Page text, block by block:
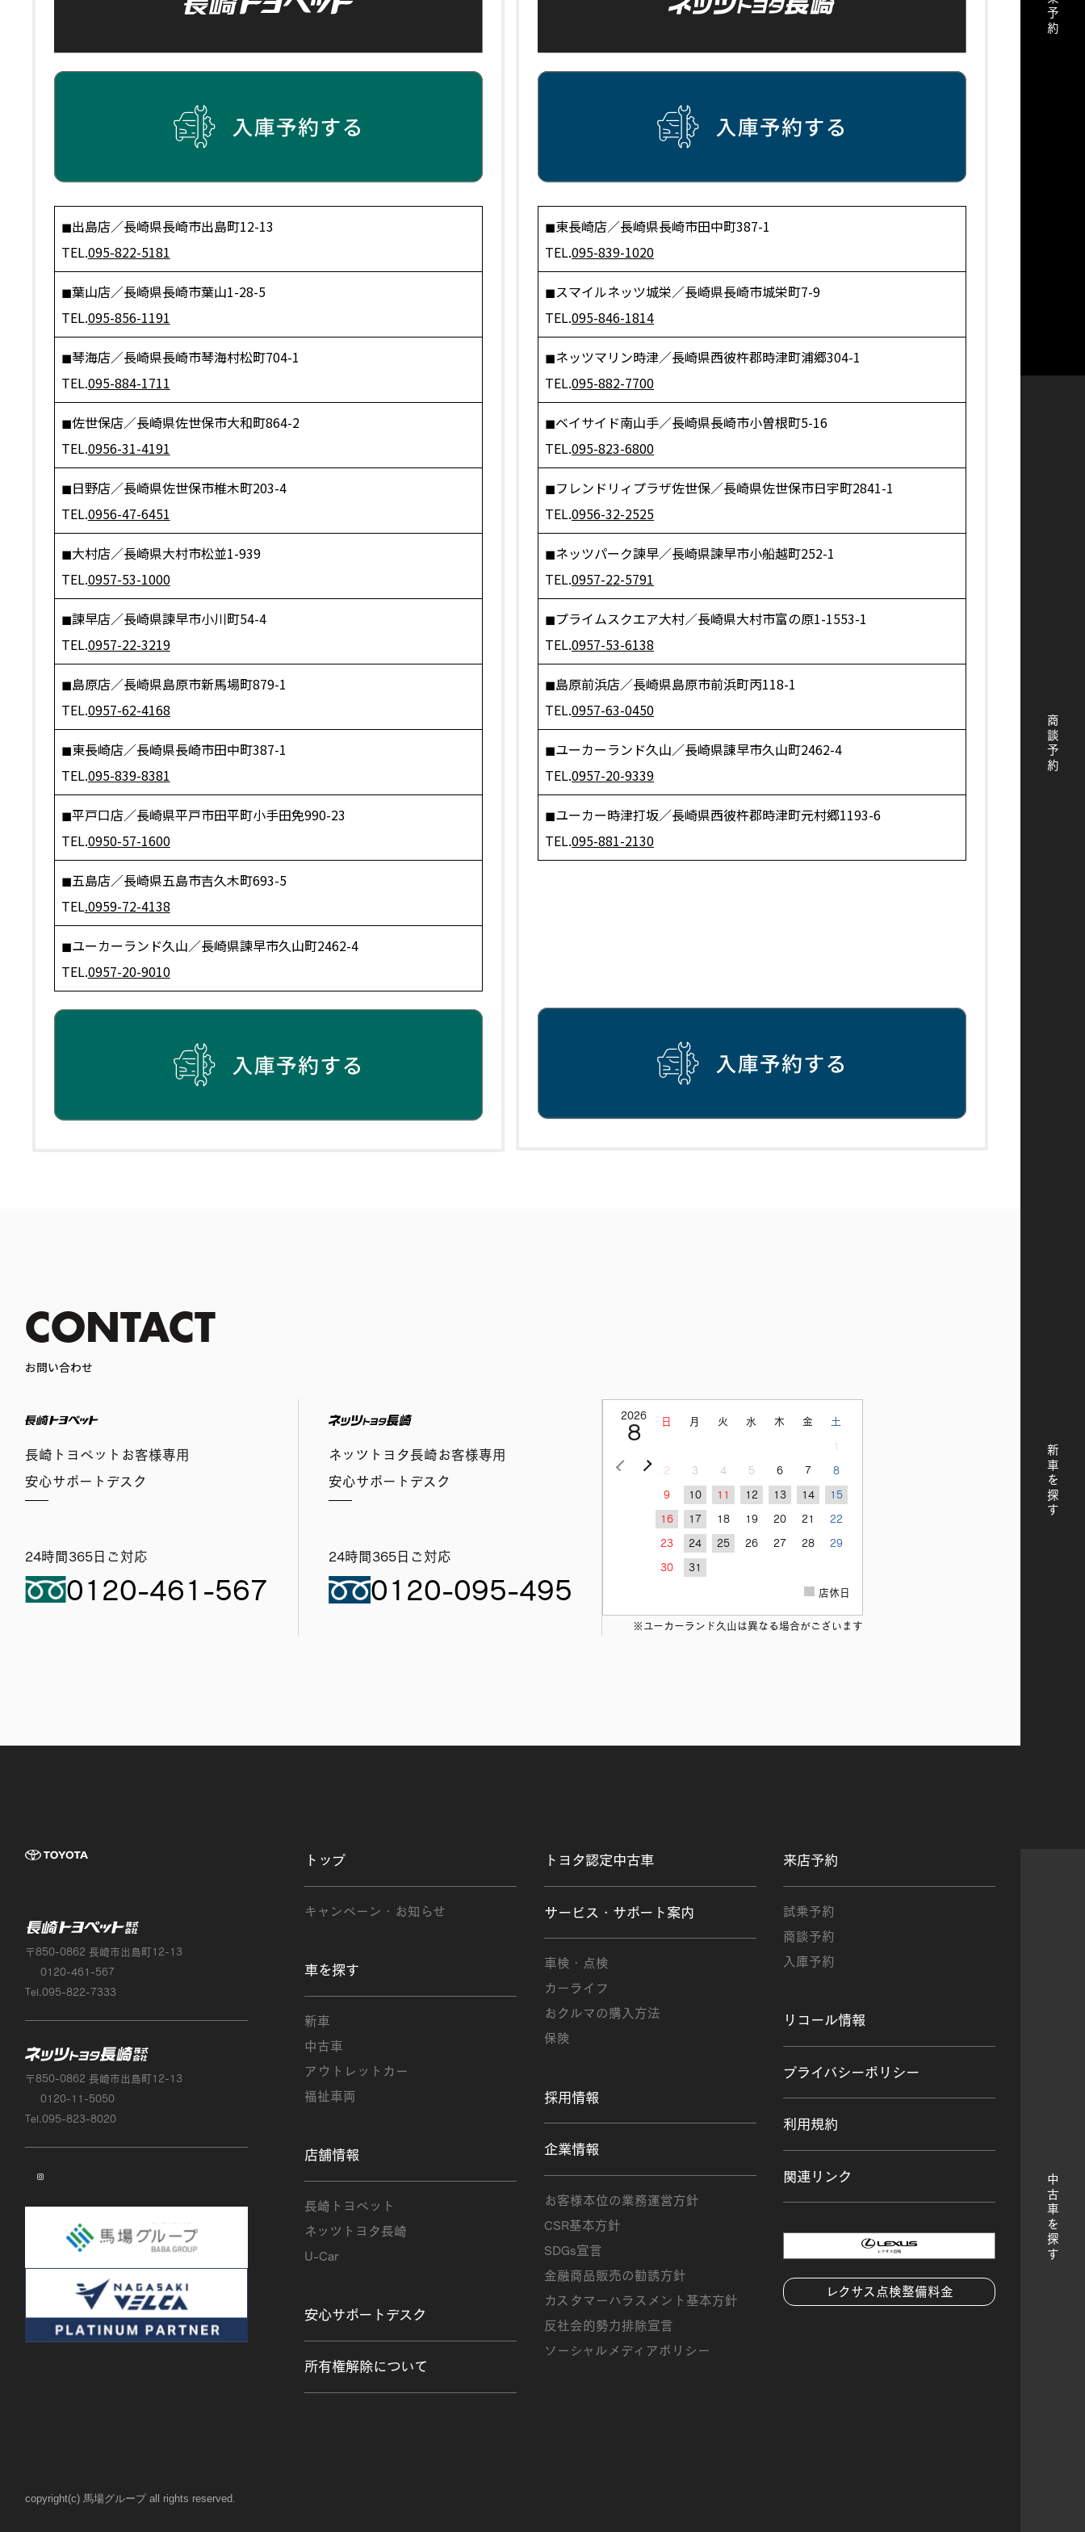
商談予約
新車を探す
中古車を探す
◼︎出島店／長崎県長崎市出島町12-13
TEL.095-822-5181
◼︎葉山店／長崎県長崎市葉山1-28-5
TEL.095-856-1191
◼︎琴海店／長崎県長崎市琴海村松町704-1
TEL.095-884-1711
◼︎佐世保店／長崎県佐世保市大和町864-2
TEL.0956-31-4191
◼︎日野店／長崎県佐世保市椎木町203-4
TEL.0956-47-6451
◼︎大村店／長崎県大村市松並1-939
TEL.0957-53-1000
◼︎諫早店／長崎県諫早市小川町54-4
TEL.0957-22-3219
◼︎島原店／長崎県島原市新馬場町879-1
TEL.0957-62-4168
◼︎東長崎店／長崎県長崎市田中町387-1
TEL.095-839-8381
◼︎平戸口店／長崎県平戸市田平町小手田免990-23
TEL.0950-57-1600
◼︎五島店／長崎県五島市吉久木町693-5
TEL.0959-72-4138
◼︎ユーカーランド久山／長崎県諫早市久山町2462-4
TEL.0957-20-9010
◼︎東長崎店／長崎県長崎市田中町387-1
TEL.095-839-1020
◼︎スマイルネッツ城栄／長崎県長崎市城栄町7-9
TEL.095-846-1814
◼︎ネッツマリン時津／長崎県西彼杵郡時津町浦郷304-1
TEL.095-882-7700
◼︎ベイサイド南山手／長崎県長崎市小曽根町5-16
TEL.095-823-6800
◼︎フレンドリィプラザ佐世保／長崎県佐世保市日宇町2841-1
TEL.0956-32-2525
◼︎ネッツパーク諫早／長崎県諫早市小船越町252-1
TEL.0957-22-5791
◼︎プライムスクエア大村／長崎県大村市富の原1-1553-1
TEL.0957-53-6138
◼︎島原前浜店／長崎県島原市前浜町丙118-1
TEL.0957-63-0450
◼︎ユーカーランド久山／長崎県諌早市久山町2462-4
TEL.0957-20-9339
◼︎ユーカー時津打坂／長崎県西彼杵郡時津町元村郷1193-6
TEL.095-881-2130
CONTACT
お問い合わせ
長崎トヨペットお客様専用
安心サポートデスク
24時間365日ご対応
0120-461-567
ネッツトヨタ長崎お客様専用
安心サポートデスク
24時間365日ご対応
0120-095-495
<前の月
2026
8
次の月>
日 月 火 水 木 金 土
1
2
3 4 5 6 7
8
9
10 11 12 13 14
15
16
17 18 19 20 21
22
23
24 25 26 27 28
29
30
31
店休日
※ユーカーランド久山は異なる場合がございます
〒850-0862 長崎市出島町12-13
0120-461-567
Tel.095-822-7333
ネッツトヨタ長崎株式会社
〒850-0862 長崎市出島町12-13
0120-11-5050
Tel.095-823-8020
トップ
キャンペーン・お知らせ
車を探す
新車
中古車
アウトレットカー
福祉車両
店舗情報
長崎トヨペット
ネッツトヨタ長崎
U-Car
安心サポートデスク
所有権解除について
トヨタ認定中古車
サービス・サポート案内
車検・点検
カーライフ
おクルマの購入方法
保険
採用情報
企業情報
お客様本位の業務運営方針
CSR基本方針
SDGs宣言
金融商品販売の勧誘方針
カスタマーハラスメント基本方針
反社会的勢力排除宣言
ソーシャルメディアポリシー
来店予約
試乗予約
商談予約
入庫予約
リコール情報
プライバシーポリシー
利用規約
関連リンク
レクサス点検整備料金
copyright(c) 馬場グループ all rights reserved.